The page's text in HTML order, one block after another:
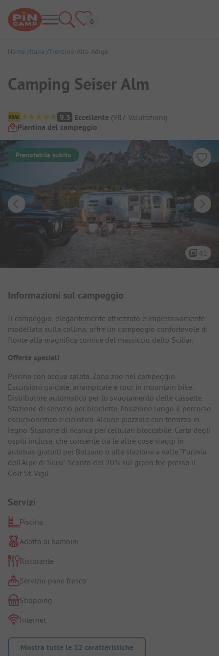
Home Italia Trentino-Alto Adige
Camping Seiser Alm
Panoramica del campeggio
9.3 Eccellente (987 Valutazioni)
Piantina del campeggio
Prenotabile subito
41
Informazioni sul campeggio
Il campeggio, elegantemente attrezzato e impressivamente
modellato sulla collina, offre un campeggio confortevole di
fronte alla magnifica cornice del massiccio dello Sciliar.
Offerte speciali
Piscina con acqua salata. Zona zoo nel campeggio.
Escursioni guidate, arrampicate e tour in mountain bike.
Distributore automatico per lo svuotamento delle cassette.
Stazione di servizio per biciclette. Posizione lungo il percorso
escursionistico e ciclistico. Alcune piazzole con terrazza in
legno. Stazione di ricarica per cellulari bloccabile. Carta degli
ospiti inclusa, che consente tra le altre cose viaggi in
autobus gratuiti per Bolzano o alla stazione a valle "Funivia
dell'Alpe di Siusi". Sconto del 20% sul green fee presso il
Golf St. Vigil.
Servizi
Piscina
Adatto ai bambini
Ristorante
Servizio pane fresco
Shopping
Internet
Mostra tutte le 12 caratteristiche